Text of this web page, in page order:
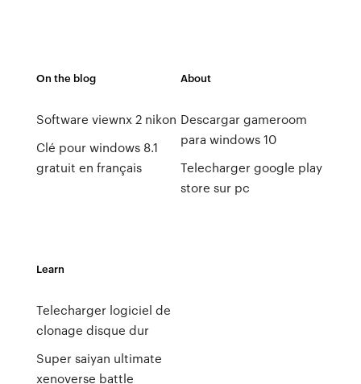
On the blog
Software viewnx 2 nikon
Clé pour windows 8.1
gratuit en français
About
Descargar gameroom
para windows 10
Telecharger google play
store sur pc
Learn
Telecharger logiciel de
clonage disque dur
Super saiyan ultimate
xenoverse battle